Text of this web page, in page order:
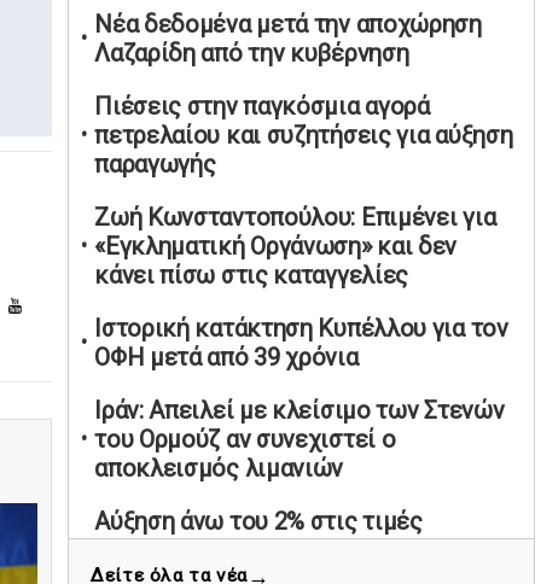
Μαρινάκης: Ο Ανδρουλάκης
υπαναχώρησε στις συμφωνίες για τις
Ανεξάρτητες Αρχές
02/05/2026 | 09:36
Ψηφιακός έλεγχος στην αγορά: QR
αλκοόλ σε 88.000 σημεία
02/05/2026 | 06:26
Καύσιμα αεροσκαφών: Διαβεβαιώσεις
ΕΕ για επάρκεια παρά τη γεωπολιτική
ένταση
Βελόπουλος: Κριτική σε πολιτικούς
αρχηγούς για δηλώσεις την
Πρωτομαγιά
01/05/2026 | 19:33
Νέα δεδομένα μετά την αποχώρηση
Λαζαρίδη από την κυβέρνηση
Πιέσεις στην παγκόσμια αγορά
πετρελαίου και συζητήσεις για αύξηση
παραγωγής
Ζωή Κωνσταντοπούλου: Επιμένει για
«Εγκληματική Οργάνωση» και δεν
κάνει πίσω στις καταγγελίες
Ιστορική κατάκτηση Κυπέλλου για τον
ΟΦΗ μετά από 39 χρόνια
Ιράν: Απειλεί με κλείσιμο των Στενών
του Ορμούζ αν συνεχιστεί ο
αποκλεισμός λιμανιών
Αύξηση άνω του 2% στις τιμές
Δείτε όλα τα νέα→